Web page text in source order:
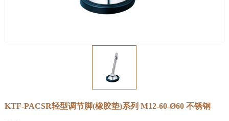
KTF-PACSR轻型调节脚(橡胶垫)系列 M12-60-Ø60 不锈钢